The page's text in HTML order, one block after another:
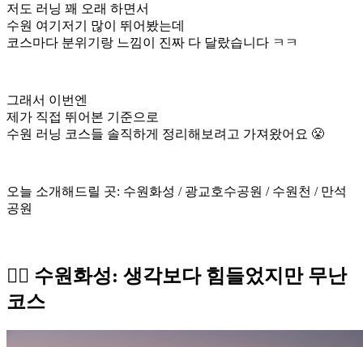
저도 러닝 꽤 오래 하면서
수원 여기저기 많이 뛰어봤는데
코스마다 분위기랑 느낌이 진짜 다 달랐습니다 ㅋㅋ
그래서 이번엔
제가 직접 뛰어본 기준으로
수원 러닝 코스들 솔직하게 정리해보려고 가져왔어요 😤
오늘 소개해드릴 곳: 수원화성 / 광교호수공원 / 수원천 / 만석
공원
🏃‍♀️ 수원화성: 생각보다 힘들었지만 무난
코스